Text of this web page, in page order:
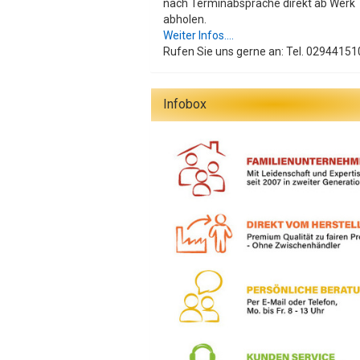
nach Terminabsprache direkt ab Werk
abholen.
Weiter Infos....
Rufen Sie uns gerne an: Tel.
Infobox